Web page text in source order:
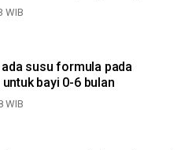
WIB
ada susu formula pada
bayi 0-6 bulan
WIB